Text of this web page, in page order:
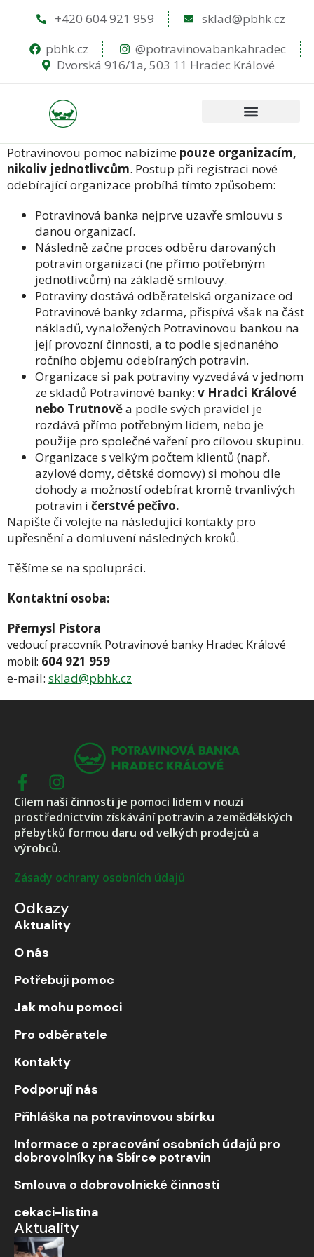
+420 604 921 959
sklad@pbhk.cz
pbhk.cz
@potravinovabankahradec
Dvorská 916/1a, 503 11 Hradec Králové
Potravinovou pomoc nabízíme pouze organizacím,
nikoliv jednotlivcům. Postup při registraci nové
odebírající organizace probíhá tímto způsobem:
Potravinová banka nejprve uzavře smlouvu s
danou organizací.
Následně začne proces odběru darovaných
potravin organizaci (ne přímo potřebným
jednotlivcům) na základě smlouvy.
Potraviny dostává odběratelská organizace od
Potravinové banky zdarma, přispívá však na část
nákladů, vynaložených Potravinovou bankou na
její provozní činnosti, a to podle sjednaného
ročního objemu odebíraných potravin.
Organizace si pak potraviny vyzvedává v jednom
ze skladů Potravinové banky: v Hradci Králové
nebo Trutnověa podle svých pravidel je
rozdává přímo potřebným lidem, nebo je
použije pro společné vaření pro cílovou skupinu.
Organizace s velkým počtem klientů (např.
azylové domy, dětské domovy) si mohou dle
dohody a možností odebírat kromě trvanlivých
potravin i čerstvé pečivo.
Napište či volejte na následující kontakty pro
upřesnění a domluvení následných kroků.
Těšíme se na spolupráci.
Kontaktní osoba:
Přemysl Pistora
vedoucí pracovník Potravinové banky Hradec Králové
mobil: 604 921 959
e-mail: sklad@pbhk.cz
Cílem naší činnosti je pomoci lidem v nouzi
prostřednictvím získávání potravin a zemědělských
přebytků formou daru od velkých prodejců a
výrobců.
Zásady ochrany osobních údajů
Odkazy
Aktuality
O nás
Potřebuji pomoc
Jak mohu pomoci
Pro odběratele
Kontakty
Podporují nás
Přihláška na potravinovou sbírku
Informace o zpracování osobních údajů pro
dobrovolníky na Sbírce potravin
Smlouva o dobrovolnické činnosti
cekaci-listina
Aktuality